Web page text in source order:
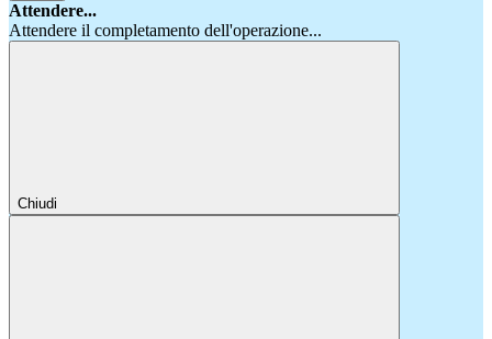
Attendere...
Attendere il completamento dell'operazione...
Chiudi